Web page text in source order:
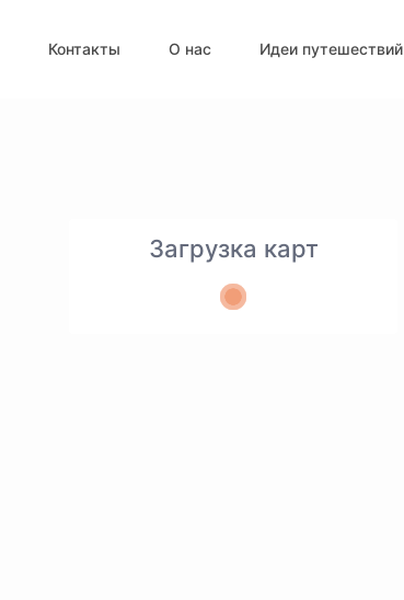
Контакты О нас Идеи путешествий
Загрузка карт